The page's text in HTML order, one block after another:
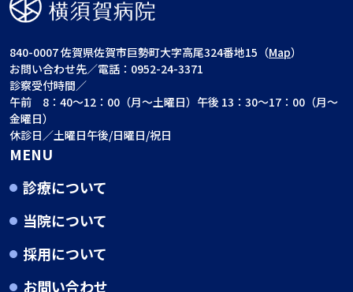
840-0007 佐賀県佐賀市巨勢町大字高尾324番地15（Map）
お問い合わせ先／電話：0952-24-3371
診察受付時間／
午前 8：40～12：00（月～土曜日）午後 13：30～17：00（月～
金曜日）
休診日／土曜日午後/日曜日/祝日
MENU
診療について
当院について
採用について
お問い合わせ